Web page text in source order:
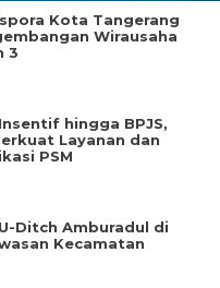
Kota Tangerang
Wirausaha
3
hingga BPJS,
Layanan dan
PSM
Ditch Amburadul di
Kecamatan